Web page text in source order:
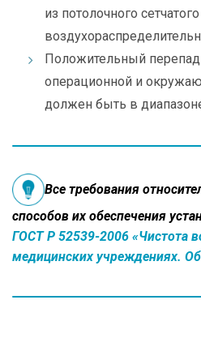
из потолочного сетчатого
Положительный
операционной и
должен быть в
Все требования
способов их обеспечения
ГОСТ Р 52539-2006 «Чистота
медицинских учреждениях.